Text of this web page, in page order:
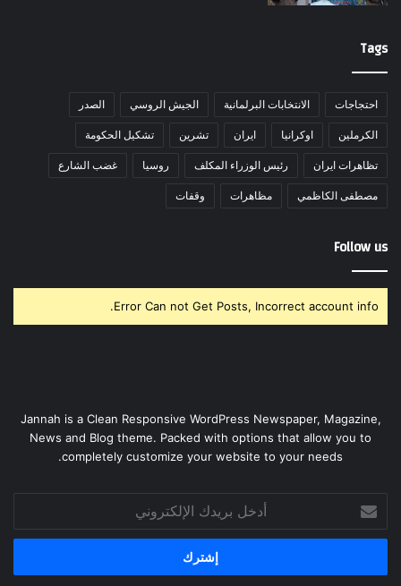
Tags
احتجاجات الانتخابات البرلمانية الجيش الروسي الصدر
الكرملين اوكرانيا ايران تشرين تشكيل الحكومة
تظاهرات ايران رئيس الوزراء المكلف روسيا غضب الشارع
مصطفى الكاظمي مظاهرات وقفات
Follow us
Error Can not Get Posts, Incorrect account info.
Jannah is a Clean Responsive WordPress Newspaper, Magazine,
News and Blog theme. Packed with options that allow you to
completely customize your website to your needs.
بريدك
الإلكتروني